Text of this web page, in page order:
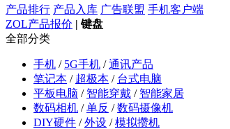
产品排行 产品入库 广告联盟 手机客户端
ZOL产品报价 | 键盘
全部分类
手机 / 5G手机 /通讯产品
笔记本 / 超极本 / 台式电脑
平板电脑 / 智能穿戴 / 智能家居
数码相机 /单反 /数码摄像机
DIY硬件 /外设 /模拟攒机